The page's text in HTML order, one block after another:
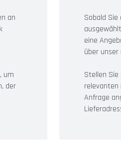
an
um
der
Sobald
eine
über unser
Stellen Sie
Anfrage